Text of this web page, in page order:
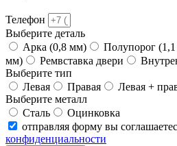
Телефон
Выберите деталь
Арка (0,8 мм)
Полупорог
мм)
Ремвставка двери
Выберите тип
Левая
Правая
Левая +
Выберите металл
Сталь
Оцинковка
отправляя форму вы
конфиденциальности